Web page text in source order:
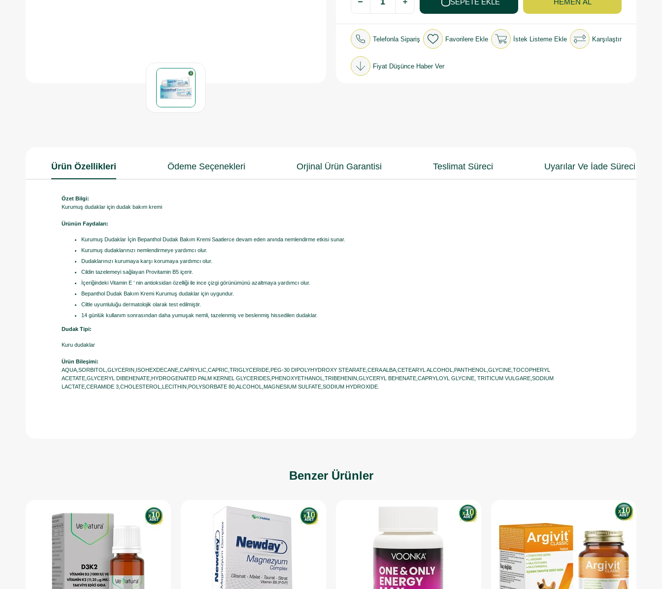
Telefonla Sipariş Favorilere Ekle İstek Listeme Ekle Karşılaştır
Fiyat Düşünce Haber Ver
Ürün Özellikleri Ödeme Seçenekleri Orjinal Ürün Garantisi Teslimat Süreci Uyarılar Ve İade Süreci
Özet Bilgi:
Kurumuş dudaklar için dudak bakım kremi
Ürünün Faydaları:
Kurumuş Dudaklar İçin Bepanthol Dudak Bakım Kremi Saatlerce devam eden anında nemlendirme etkisi sunar.
Kurumuş dudaklarınızı nemlendirmeye yardımcı olur.
Dudaklarınızı kurumaya karşı korumaya yardımcı olur.
Cildin tazelemeyi sağlayan Provitamin B5 içerir.
İçeriğindeki Vitamin E ‘ nin antioksidan özelliği ile ince çizgi görünümünü azaltmaya yardımcı olur.
Bepanthol Dudak Bakım Kremi Kurumuş dudaklar için uygundur.
Ciltle uyumluluğu dermatolojik olarak test edilmiştir.
14 günlük kullanım sonrasından daha yumuşak nemli, tazelenmiş ve beslenmiş hissedilen dudaklar.
Dudak Tipi:
Kuru dudaklar
Ürün Bileşimi:
AQUA,SORBITOL,GLYCERIN,ISOHEXDECANE,CAPRYLIC,CAPRIC,TRIGLYCERIDE,PEG-30 DIPOLYHYDROXY STEARATE,CERA ALBA,CETEARYL ALCOHOL,PANTHENOL,GLYCINE,TOCOPHERYL
ACETATE,GLYCERYL DIBEHENATE,HYDROGENATED PALM KERNEL GLYCERIDES,PHENOXYETHANOL,TRIBEHENIN,GLYCERYL BEHENATE,CAPRYLOYL GLYCINE, TRITICUM VULGARE,SODIUM
LACTATE,CERAMIDE 3,CHOLESTEROL,LECITHIN,POLYSORBATE 80,ALCOHOL,MAGNESIUM SULFATE,SODIUM HYDROXIDE.
Benzer Ürünler